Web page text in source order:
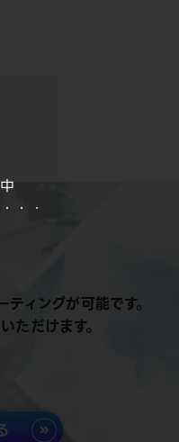
・・
ィングが可能です。
ただけます。